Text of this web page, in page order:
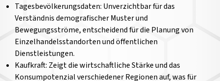
Tagesbevölkerungsdaten: Unverzichtbar für das
Verständnis demografischer Muster und
Bewegungsströme, entscheidend für die Planung von
Einzelhandelsstandorten und öffentlichen
Dienstleistungen.
Kaufkraft: Zeigt die wirtschaftliche Stärke und das
Konsumpotenzial verschiedener Regionen auf, was für